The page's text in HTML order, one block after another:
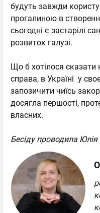
будуть завжди
прогалиною в
сьогодні є застарілі
розвиток галузі.
Що б хотілося
справа, в Україні у
запозичити чиїсь
досягла першості,
власних.
Бесіду проводила